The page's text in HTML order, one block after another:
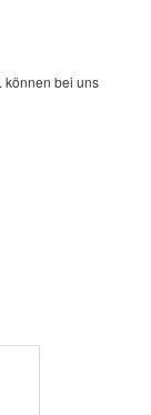
können bei uns